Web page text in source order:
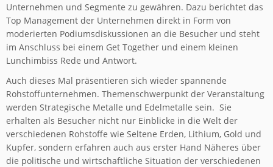
Unternehmen und Segmente zu gewähren. Dazu berichtet das
Top Management der Unternehmen direkt in Form von
moderierten Podiumsdiskussionen an die Besucher und steht
im Anschluss bei einem Get Together und einem kleinen
Lunchimbiss Rede und Antwort.
Auch dieses Mal präsentieren sich wieder spannende
Rohstoffunternehmen. Themenschwerpunkt der Veranstaltung
werden Strategische Metalle und Edelmetalle sein. Sie
erhalten als Besucher nicht nur Einblicke in die Welt der
verschiedenen Rohstoffe wie Seltene Erden, Lithium, Gold und
Kupfer, sondern erfahren auch aus erster Hand Näheres über
die politische und wirtschaftliche Situation der verschiedenen